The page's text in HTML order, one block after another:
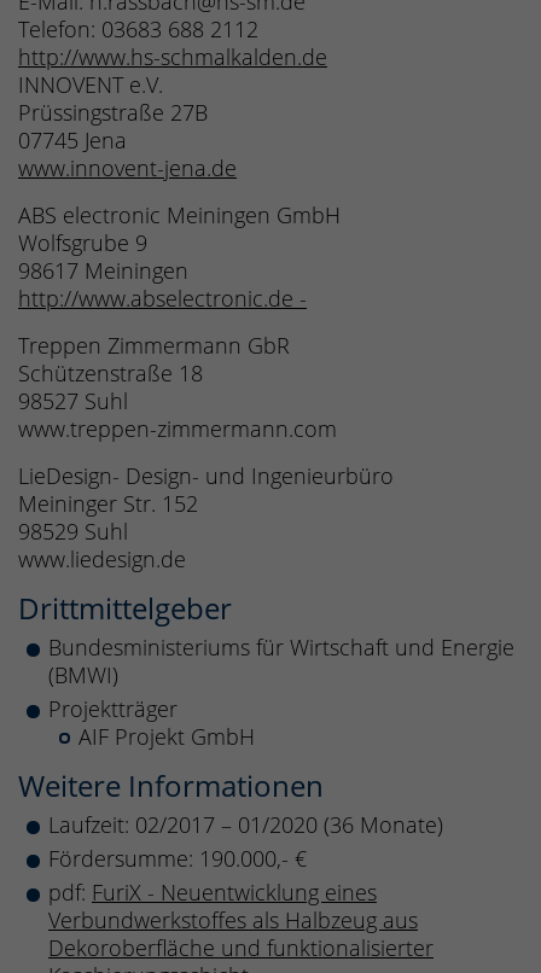
Telefon: 03683 688 2112
http://www.hs-schmalkalden.de
INNOVENT e.V.
Prüssingstraße 27B
07745 Jena
www.innovent-jena.de
ABS electronic Meiningen GmbH
Wolfsgrube 9
98617 Meiningen
http://www.abselectronic.de -
Treppen Zimmermann GbR
Schützenstraße 18
98527 Suhl
www.treppen-zimmermann.com
LieDesign- Design- und Ingenieurbüro
Meininger Str. 152
98529 Suhl
www.liedesign.de
Drittmittelgeber
Bundesministeriums für Wirtschaft und Energie
(BMWI)
Projektträger
AIF Projekt GmbH
Weitere Informationen
Laufzeit: 02/2017 – 01/2020 (36 Monate)
Fördersumme: 190.000,- €
pdf: FuriX - Neuentwicklung eines
Verbundwerkstoffes als Halbzeug aus
Dekoroberfläche und funktionalisierter